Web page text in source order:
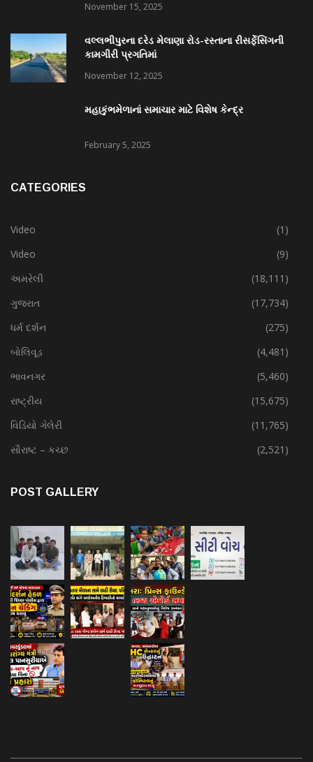
November 15, 2025
વલ્લભીપુરના દરેડ મેલાણા રોડ-રસ્તાના રીસર્ફેસિંગની
કામગીરી પ્રગતિમાં
November 12, 2025
મહાકુંભમેળાનાં સમાચાર માટે વિશેષ કેન્દ્ર
February 5, 2025
CATEGORIES
Video
(1)
Video
(9)
અમરેલી
(18,111)
ગુજરાત
(17,734)
ધર્મ દર્શન
(275)
બોલિવૂડ
(4,481)
ભાવનગર
(5,460)
રાષ્ટ્રીય
(15,675)
વિડિયો ગેલેરી
(11,765)
સૌરાષ્ટ – કચ્છ
(2,521)
POST GALLERY